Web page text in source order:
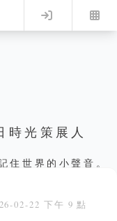
Log in
光策展人
住世界的小聲音。
02-22 下午 9 點